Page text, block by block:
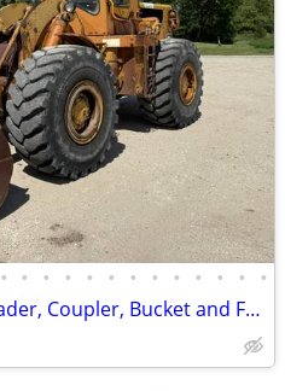
• • • • • • • • • • • • •
Caterpillar 966C Wheel Loader, Coupler, Bucket and Forks, Runs Great!